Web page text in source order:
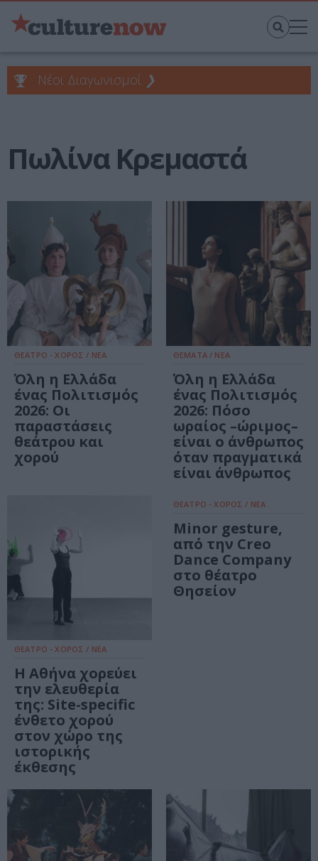
Νέοι Διαγωνισμοί ❯
Πωλίνα Κρεμαστά
ΘΕΑΤΡΟ - ΧΟΡΟΣ / ΝΕΑ
Όλη η Ελλάδα
ένας Πολιτισμός
2026: Οι
παραστάσεις
θεάτρου και
χορού
ΘΕΜΑΤΑ / ΝΕΑ
Όλη η Ελλάδα
ένας Πολιτισμός
2026: Πόσο
ωραίος –ώριμος–
είναι ο άνθρωπος
όταν πραγματικά
είναι άνθρωπος
ΘΕΑΤΡΟ - ΧΟΡΟΣ / ΝΕΑ
Η Αθήνα χορεύει
την ελευθερία
της: Site-specific
ένθετο χορού
στον χώρο της
ιστορικής
έκθεσης
ΘΕΑΤΡΟ - ΧΟΡΟΣ / ΝΕΑ
Minor gesture,
από την Creo
Dance Company
στο θέατρο
Θησείον